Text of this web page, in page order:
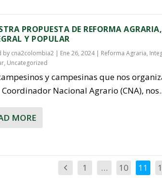
PROPUESTA DE REFORMA AGRARIA,
Y POPULAR
by cna2colombia2| Ene 26, 2024| Reforma Agraria,
, Uncategorized
y campesinas que nos
Coordinador Nacional Agrario (CNA),
MORE
1 … 10 11